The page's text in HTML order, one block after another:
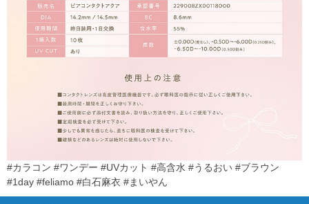
#カラコン #ワンデー #UVカット #高含水 #うるおい #ブラウン
#1day #feliamo #白石麻衣 #まいやん